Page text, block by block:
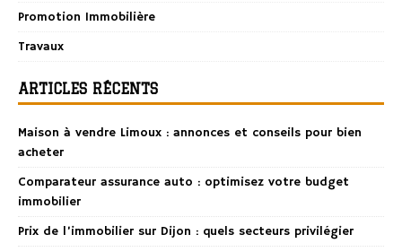
Promotion Immobilière
Travaux
ARTICLES RÉCENTS
Maison à vendre Limoux : annonces et conseils pour bien
acheter
Comparateur assurance auto : optimisez votre budget
immobilier
Prix de l’immobilier sur Dijon : quels secteurs privilégier